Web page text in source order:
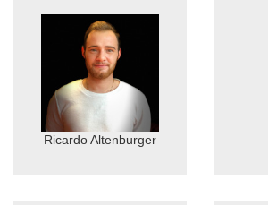
Ricardo Altenburger